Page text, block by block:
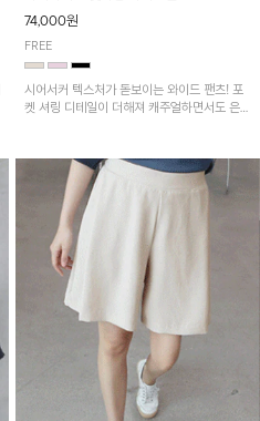
74,000원
FREE
시어서커 텍스처가 돋보이는 와이드 팬츠! 포
켓 셔링 디테일이 더해져 캐주얼하면서도 은은
다. 가볍고 쾌적한 착용감으로 여름철 데일리
아이템으로 활용하기 좋아요~